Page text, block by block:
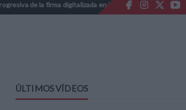
firma digitalizada en las licencias federativas -
ÚLTIMOS VÍDEOS